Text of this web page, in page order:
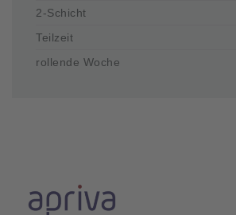
2-Schicht
Teilzeit
rollende Woche